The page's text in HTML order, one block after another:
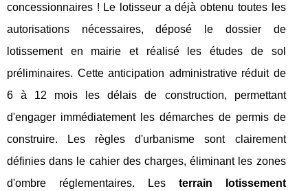
concessionnaires ! Le lotisseur a déjà obtenu toutes les
autorisations nécessaires, déposé le dossier de
lotissement en mairie et réalisé les études de sol
préliminaires. Cette anticipation administrative réduit de
6 à 12 mois les délais de construction, permettant
d'engager immédiatement les démarches de permis de
construire. Les règles d'urbanisme sont clairement
définies dans le cahier des charges, éliminant les zones
d'ombre réglementaires. Les terrain lotissement